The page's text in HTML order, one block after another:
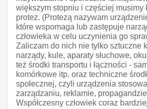
większym stopniu i częściej musimy
protez. (Protezą nazywam
które wspomaga lub zastępuje
człowieka w celu uczynienia go
Zaliczam do nich nie tylko sztuczne
narządy, kule, aparaty słuchowe,
też środki transportu i łączności -
komórkowe itp. oraz techniczne
społecznej, czyli urządzenia
zarządzaniu, reklamie,
Współczesny człowiek coraz